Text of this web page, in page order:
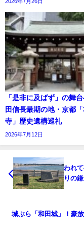
2026年7月26日
「是非に及ばず」の舞
田信長最期の地・京都
寺」歴史遺構巡礼
2026年7月12日
われ
りの
城ぶら「和田城」！豪